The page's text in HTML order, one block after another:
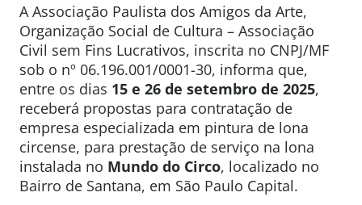
A Associação Paulista dos Amigos da Arte,
Organização Social de Cultura – Associação
Civil sem Fins Lucrativos, inscrita no CNPJ/MF
sob o nº 06.196.001/0001-30, informa que,
entre os dias 15 e 26 de setembro de 2025,
receberá propostas para contratação de
empresa especializada em pintura de lona
circense, para prestação de serviço na lona
instalada no Mundo do Circo, localizado no
Bairro de Santana, em São Paulo Capital.